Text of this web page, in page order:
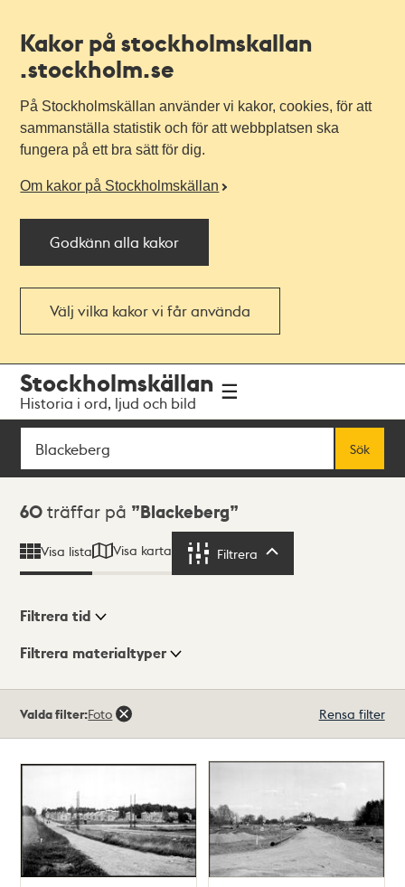
Kakor på stockholmskallan
.stockholm.se
På Stockholmskällan använder vi kakor, cookies, för att
sammanställa statistik och för att webbplatsen ska
fungera på ett bra sätt för dig.
Om kakor på Stockholmskällan
Godkänn alla kakor
Välj vilka kakor vi får använda
navigationen
huvudinnehållet
Stockholmskällan
Historia i ord, ljud och bild
Sök
Sök
Sökresultat
60 träffar på Blackeberg
Visa lista Visa karta Filtrera
Visningsläge
Filtrera tid
Filtrera materialtyper
träffar
Valda filter:Foto Rensa filter